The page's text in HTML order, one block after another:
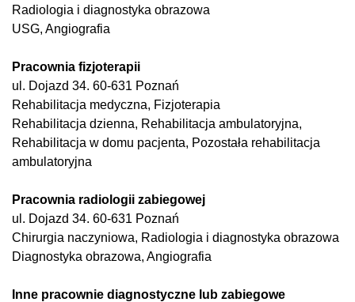
Radiologia i diagnostyka obrazowa
USG, Angiografia
Pracownia fizjoterapii
ul. Dojazd 34. 60-631 Poznań
Rehabilitacja medyczna, Fizjoterapia
Rehabilitacja dzienna, Rehabilitacja ambulatoryjna,
Rehabilitacja w domu pacjenta, Pozostała rehabilitacja
ambulatoryjna
Pracownia radiologii zabiegowej
ul. Dojazd 34. 60-631 Poznań
Chirurgia naczyniowa, Radiologia i diagnostyka obrazowa
Diagnostyka obrazowa, Angiografia
Inne pracownie diagnostyczne lub zabiegowe